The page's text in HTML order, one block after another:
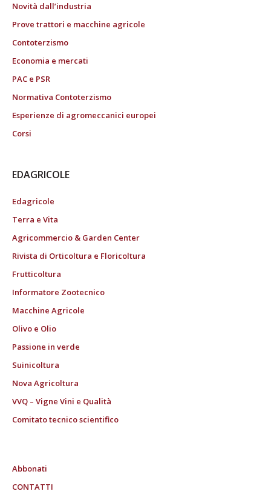
Novità dall’industria
Prove trattori e macchine agricole
Contoterzismo
Economia e mercati
PAC e PSR
Normativa Contoterzismo
Esperienze di agromeccanici europei
Corsi
EDAGRICOLE
Edagricole
Terra e Vita
Agricommercio & Garden Center
Rivista di Orticoltura e Floricoltura
Frutticoltura
Informatore Zootecnico
Macchine Agricole
Olivo e Olio
Passione in verde
Suinicoltura
Nova Agricoltura
VVQ – Vigne Vini e Qualità
Comitato tecnico scientifico
Abbonati
CONTATTI